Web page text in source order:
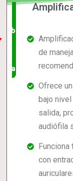
barato,
valorado!
de
Ofrece
bajo
salida,
audiófila
con